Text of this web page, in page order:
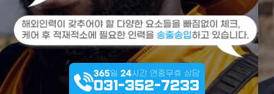
365일 24시간 연중무휴 상담
031-352-7233